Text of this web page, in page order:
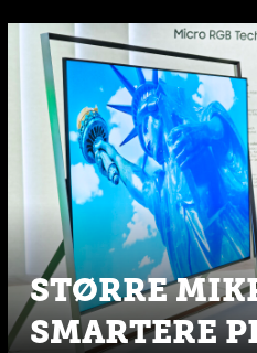
STØRRE
SMARTERE